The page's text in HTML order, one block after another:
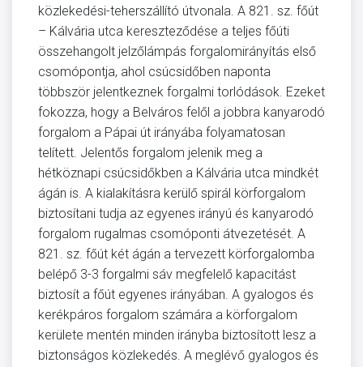
közlekedési-teherszállító útvonala. A 821. sz. főút
– Kálvária utca kereszteződése a teljes főúti
összehangolt jelzőlámpás forgalomirányítás első
csomópontja, ahol csúcsidőben naponta
többször jelentkeznek forgalmi torlódások. Ezeket
fokozza, hogy a Belváros felől a jobbra kanyarodó
forgalom a Pápai út irányába folyamatosan
telített. Jelentős forgalom jelenik meg a
hétköznapi csúcsidőkben a Kálvária utca mindkét
ágán is. A kialakításra kerülő spirál körforgalom
biztosítani tudja az egyenes irányú és kanyarodó
forgalom rugalmas csomóponti átvezetését. A
821. sz. főút két ágán a tervezett körforgalomba
belépő 3-3 forgalmi sáv megfelelő kapacitást
biztosít a főút egyenes irányában. A gyalogos és
kerékpáros forgalom számára a körforgalom
kerülete mentén minden irányba biztosított lesz a
biztonságos közlekedés. A meglévő gyalogos és